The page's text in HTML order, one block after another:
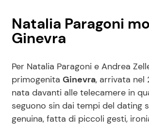
Natalia Paragoni
Ginevra
Per Natalia Paragoni e Andrea
primogenita Ginevra, arrivata nel
nata davanti alle telecamere in
seguono sin dai tempi del dating
genuina, fatta di piccoli gesti,